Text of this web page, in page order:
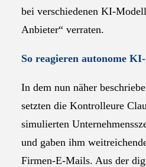
bei verschiedenen KI-
Anbieter“ verraten.
So reagieren autonome
In dem nun näher
setzten die Kontrolleure
simulierten
und gaben ihm
Firmen-E-Mails. Aus der